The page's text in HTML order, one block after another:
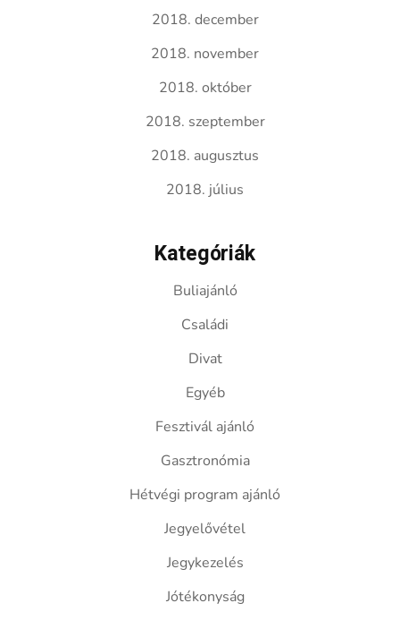
2018. december
2018. november
2018. október
2018. szeptember
2018. augusztus
2018. július
Kategóriák
Buliajánló
Családi
Divat
Egyéb
Fesztivál ajánló
Gasztronómia
Hétvégi program ajánló
Jegyelővétel
Jegykezelés
Jótékonyság